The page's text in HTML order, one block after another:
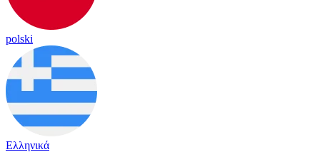
polski
Ελληνικά